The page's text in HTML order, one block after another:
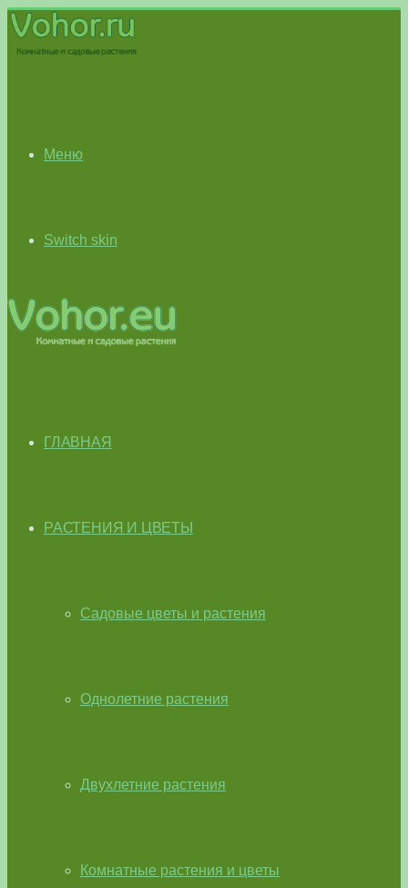
Меню
Switch skin
ГЛАВНАЯ
РАСТЕНИЯ И ЦВЕТЫ
Садовые цветы и растения
Однолетние растения
Двухлетние растения
Комнатные растения и цветы